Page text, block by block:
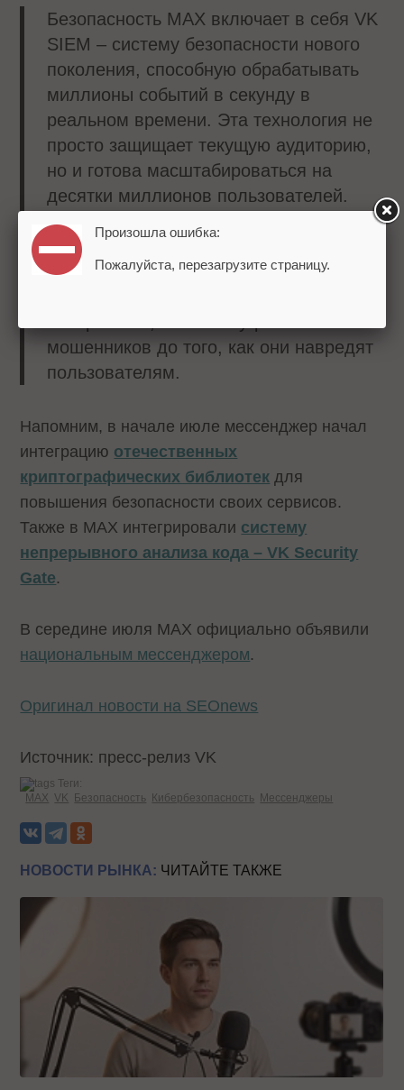
Безопасность MAX включает в себя VK
SIEM – систему безопасности нового
поколения, способную обрабатывать
миллионы событий в секунду в
реальном времени. Эта технология не
просто защищает текущую аудиторию,
но и готова масштабироваться на
десятки миллионов пользователей.
Многие компании реагируют на
инциденты постфактум, наша же
система анализирует любые
мошенников до того, как они навредят
пользователям.
Напомним, в начале июле мессенджер начал
интеграцию отечественных
криптографических библиотек для
повышения безопасности своих сервисов.
Также в MAX интегрировали систему
непрерывного анализа кода – VK Security
Gate.
В середине июля MAX официально объявили
национальным мессенджером.
Оригинал новости на SEOnews
Источник: пресс-релиз VK
Теги:
MAX VK Безопасность Кибербезопасность Мессенджеры
НОВОСТИ РЫНКА: ЧИТАЙТЕ ТАКЖЕ
Произошла ошибка:
Пожалуйста, перезагрузите страницу.